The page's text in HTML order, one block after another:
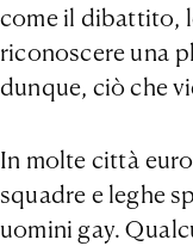
come il dibattito,
riconoscere una
dunque, ciò che
In molte città
squadre e leghe
uomini gay.